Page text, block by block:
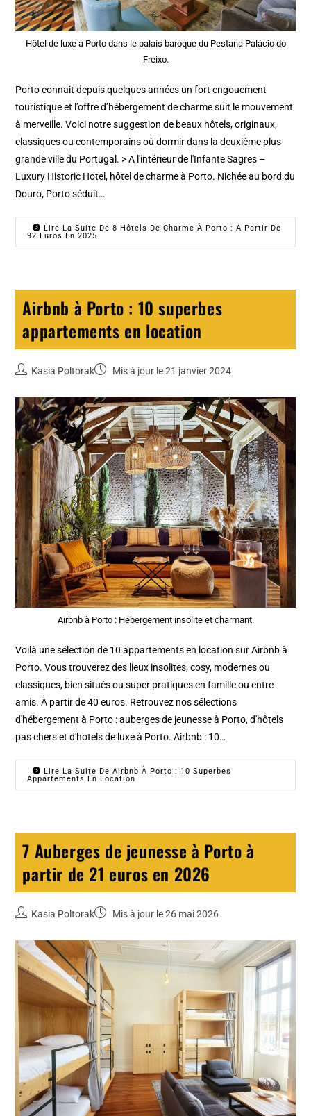
Hôtel de luxe à Porto dans le palais baroque du Pestana Palácio do
Freixo.
Porto connait depuis quelques années un fort engouement
touristique et l’offre d’hébergement de charme suit le mouvement
à merveille. Voici notre suggestion de beaux hôtels, originaux,
classiques ou contemporains où dormir dans la deuxième plus
grande ville du Portugal. > A l'intérieur de l'Infante Sagres –
Luxury Historic Hotel, hôtel de charme à Porto. Nichée au bord du
Douro, Porto séduit…
Lire La Suite De 8 Hôtels De Charme À Porto : A Partir De
92 Euros En 2025
Airbnb à Porto : 10 superbes
appartements en location
Kasia Poltorak Mis à jour le 21 janvier 2024
Airbnb à Porto : Hébergement insolite et charmant.
Voilà une sélection de 10 appartements en location sur Airbnb à
Porto. Vous trouverez des lieux insolites, cosy, modernes ou
classiques, bien situés ou super pratiques en famille ou entre
amis. À partir de 40 euros. Retrouvez nos sélections
d'hébergement à Porto : auberges de jeunesse à Porto, d'hôtels
pas chers et d'hotels de luxe à Porto. Airbnb : 10…
Lire La Suite De Airbnb À Porto : 10 Superbes
Appartements En Location
7 Auberges de jeunesse à Porto à
partir de 21 euros en 2026
Kasia Poltorak Mis à jour le 26 mai 2026